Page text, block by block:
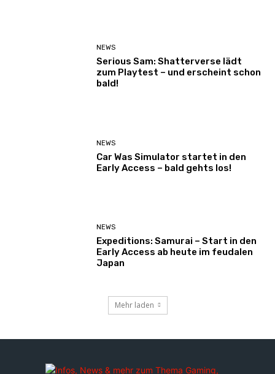
NEWS
Serious Sam: Shatterverse lädt
zum Playtest – und erscheint schon
bald!
NEWS
Car Was Simulator startet in den
Early Access – bald gehts los!
NEWS
Expeditions: Samurai – Start in den
Early Access ab heute im feudalen
Japan
Mehr laden